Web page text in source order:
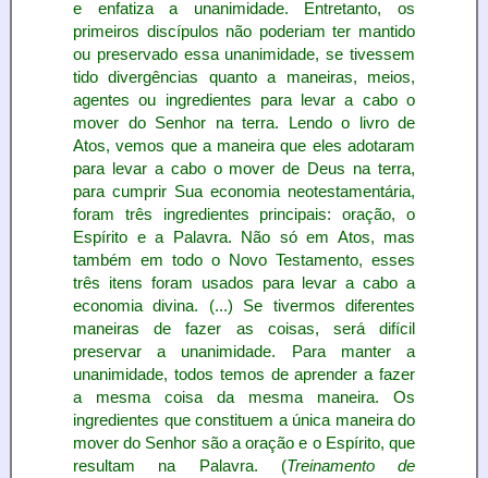
e enfatiza a unanimidade. Entretanto, os
primeiros discípulos não poderiam ter mantido
ou preservado essa unanimidade, se tivessem
tido divergências quanto a maneiras, meios,
agentes ou ingredientes para levar a cabo o
mover do Senhor na terra. Lendo o livro de
Atos, vemos que a maneira que eles adotaram
para levar a cabo o mover de Deus na terra,
para cumprir Sua economia neotestamentária,
foram três ingredientes principais: oração, o
Espírito e a Palavra. Não só em Atos, mas
também em todo o Novo Testamento, esses
três itens foram usados para levar a cabo a
economia divina. (...) Se tivermos diferentes
maneiras de fazer as coisas, será difícil
preservar a unanimidade. Para manter a
unanimidade, todos temos de aprender a fazer
a mesma coisa da mesma maneira. Os
ingredientes que constituem a única maneira do
mover do Senhor são a oração e o Espírito, que
resultam na Palavra. (Treinamento de